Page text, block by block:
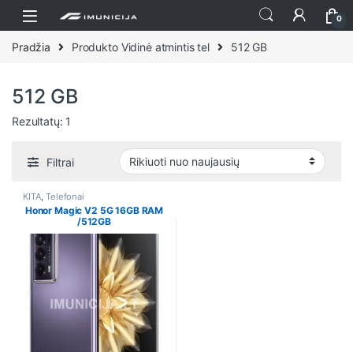
Praleisti ir pereiti prie navigacijos
Pereiti prie turinio
0
Pradžia Produkto Vidinė atmintis tel 512 GB
512 GB
Rezultatų: 1
Filtrai
KITA ,Telefonai
Honor Magic V2 5G 16GB RAM
/512GB